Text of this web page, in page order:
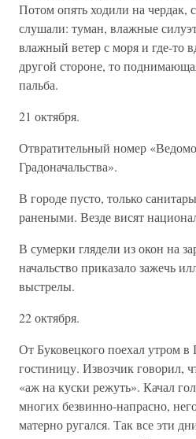
Потом опять ходили на чердак,
слушали: туман, влажные
влажный ветер с моря и где-то
другой стороне, то
пальба.
21 октября.
Отвратительный номер
Градоначальства».
В городе пусто, только
ранеными. Везде висят
В сумерки глядели из окон на
начальство приказало зажечь
выстрелы.
22 октября.
От Буковецкого поехал утром в
гостиницу. Извозчик говорил,
«аж на куски режуть». Качал
многих безвинно-напрасно,
матерно ругался. Так все эти